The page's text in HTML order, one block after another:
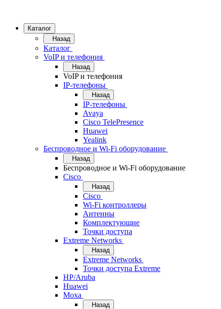
Каталог
Назад
Каталог
VoIP и телефония
Назад
VoIP и телефония
IP-телефоны
Назад
IP-телефоны
Avaya
Cisco TelePresence
Huawei
Yealink
Беспроводное и Wi-Fi оборудование
Назад
Беспроводное и Wi-Fi оборудование
Cisco
Назад
Cisco
Wi-Fi контроллеры
Антенны
Комплектующие
Точки доступа
Extreme Networks
Назад
Extreme Networks
Точки доступа Extreme
HP/Aruba
Huawei
Moxa
Назад